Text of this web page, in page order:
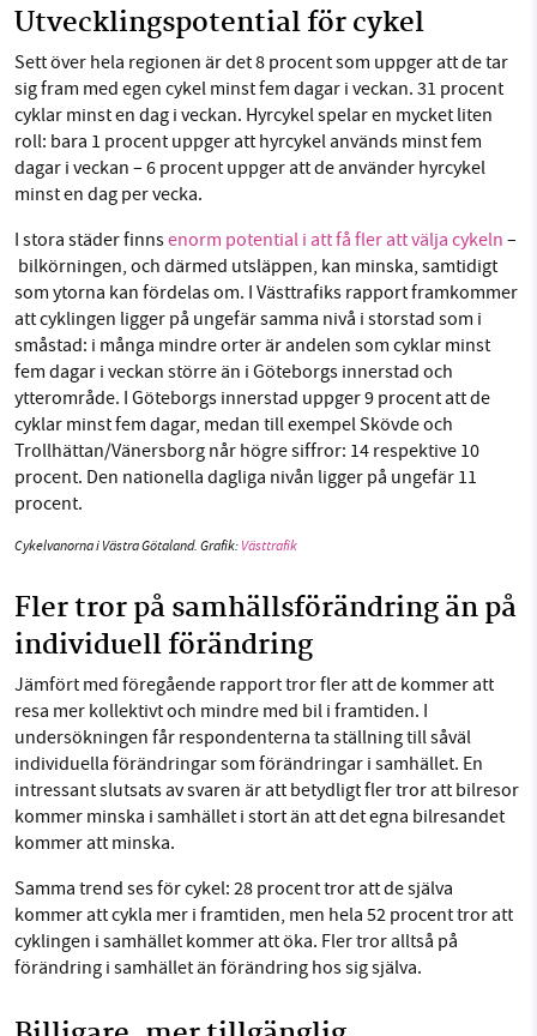
Utvecklingspotential för cykel
Sett över hela regionen är det 8 procent som uppger att de tar
sig fram med egen cykel minst fem dagar i veckan. 31 procent
cyklar minst en dag i veckan. Hyrcykel spelar en mycket liten
roll: bara 1 procent uppger att hyrcykel används minst fem
dagar i veckan – 6 procent uppger att de använder hyrcykel
minst en dag per vecka.
I stora städer finnsenorm potential i att få fler att välja cykeln –
bilkörningen, och därmed utsläppen, kan minska, samtidigt
som ytorna kan fördelas om. I Västtrafiks rapport framkommer
att cyklingen ligger på ungefär samma nivå i storstad som i
småstad: i många mindre orter är andelen som cyklar minst
fem dagar i veckan större än i Göteborgs innerstad och
ytterområde. I Göteborgs innerstad uppger 9 procent att de
cyklar minst fem dagar, medan till exempel Skövde och
Trollhättan/Vänersborg når högre siffror: 14 respektive 10
procent. Den nationella dagliga nivån ligger på ungefär 11
procent.
Cykelvanorna i Västra Götaland. Grafik:Västtrafik
Fler tror på samhällsförändring än på
individuell förändring
Jämfört med föregående rapport tror fler att de kommer att
resa mer kollektivt och mindre med bil i framtiden. I
undersökningen får respondenterna ta ställning till såväl
individuella förändringar som förändringar i samhället. En
intressant slutsats av svaren är att betydligt fler tror att bilresor
kommer minska i samhället i stort än att det egna bilresandet
kommer att minska.
Samma trend ses för cykel: 28 procent tror att de själva
kommer att cykla mer i framtiden, men hela 52 procent tror att
cyklingen i samhället kommer att öka. Fler tror alltså på
förändring i samhället än förändring hos sig själva.